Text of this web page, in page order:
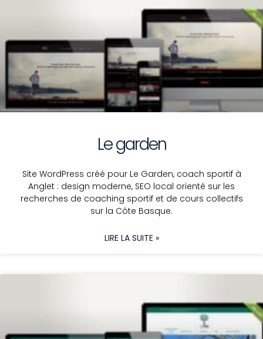
Le garden
Site WordPress créé pour Le Garden, coach sportif à
Anglet : design moderne, SEO local orienté sur les
recherches de coaching sportif et de cours collectifs
sur la Côte Basque.
LIRE LA SUITE »